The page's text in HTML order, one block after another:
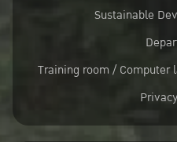
Sustainable
Training room / Computer